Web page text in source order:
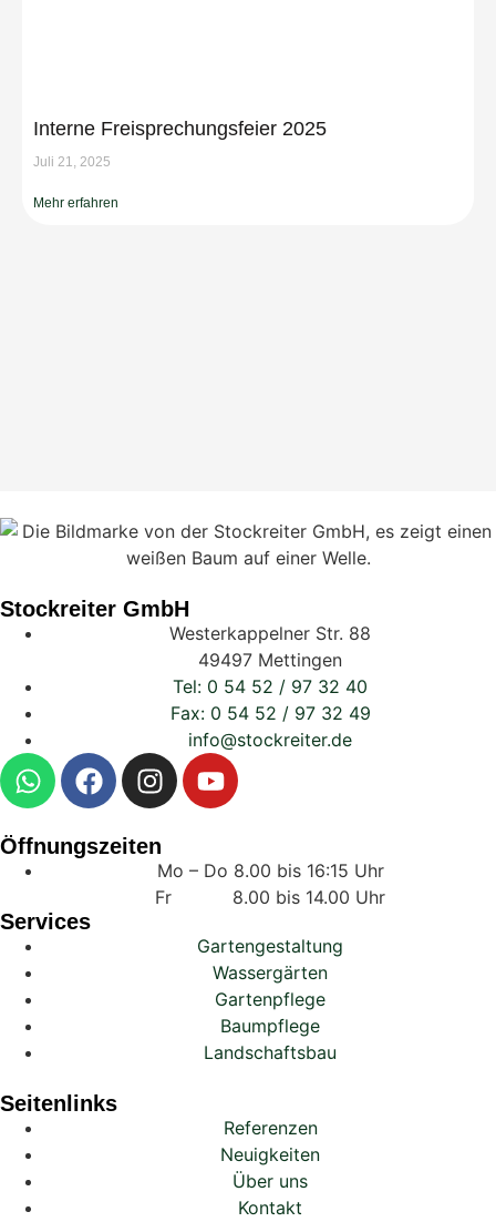
Interne Freisprechungsfeier 2025
Juli 21, 2025
Mehr erfahren
Stockreiter GmbH
Westerkappelner Str. 88
49497 Mettingen
Tel: 0 54 52 / 97 32 40
Fax: 0 54 52 / 97 32 49
info@stockreiter.de
Öffnungszeiten
Mo – Do 8.00 bis 16:15 Uhr
Fr 8.00 bis 14.00 Uhr
Services
Gartengestaltung
Wassergärten
Gartenpflege
Baumpflege
Landschaftsbau
Seitenlinks
Referenzen
Neuigkeiten
Über uns
Kontakt